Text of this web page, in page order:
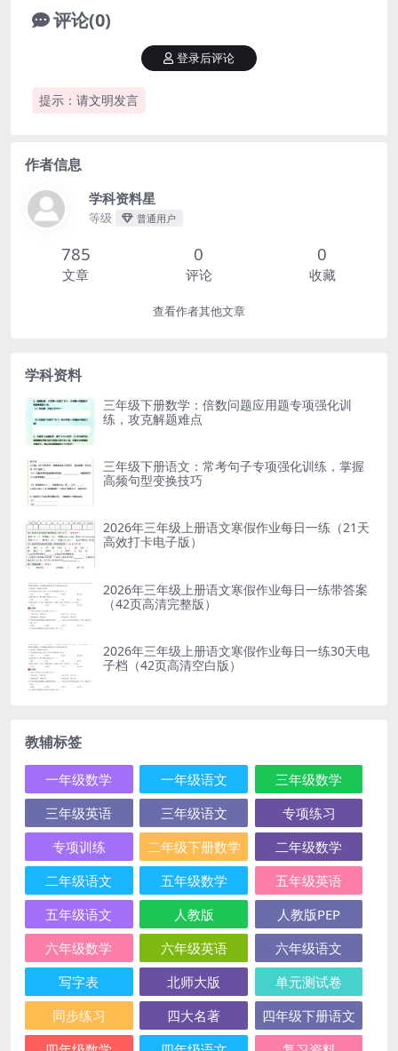
评论(0)
提示：请文明发言
登录后评论
作者信息
学科资料星
等级 普通用户
785
文章
0
评论
0
收藏
查看作者其他文章
学科资料
三年级下册数学：倍数问题应用题专项强化训
练，攻克解题难点
三年级下册语文：常考句子专项强化训练，掌握
高频句型变换技巧
2026年三年级上册语文寒假作业每日一练（21天
高效打卡电子版）
2026年三年级上册语文寒假作业每日一练带答案
（42页高清完整版）
2026年三年级上册语文寒假作业每日一练30天电
子档（42页高清空白版）
教辅标签
一年级数学 一年级语文
三年级数学
三年级英语
三年级语文
专项练习
专项训练
二年级下册数学
二年级数学
二年级语文
五年级数学
五年级英语
五年级语文
人教版
人教版PEP
六年级数学
六年级英语
六年级语文
写字表
北师大版
单元测试卷
同步练习
四大名著
四年级下册语文